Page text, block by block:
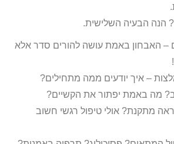
הנה הבעיה השלישית.
– האבחון באמת עושה להורים סדר אלא
– איך יודעים ממה מתחילים?
מה באמת יפתור את הקשיים?
מתקנת? אולי טיפול רגשי חשוב